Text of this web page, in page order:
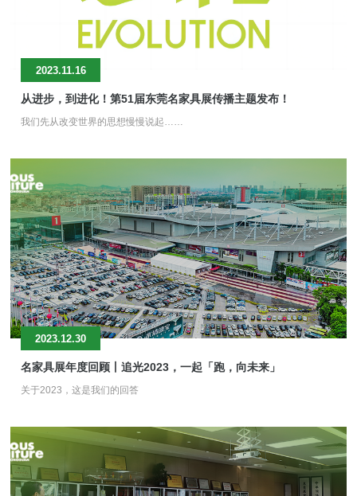
2023.11.16
从进步，到进化！第51届东莞名家具展传播主题发布！
我们先从改变世界的思想慢慢说起……
2023.12.30
名家具展年度回顾丨追光2023，一起「跑，向未来」
关于2023，这是我们的回答